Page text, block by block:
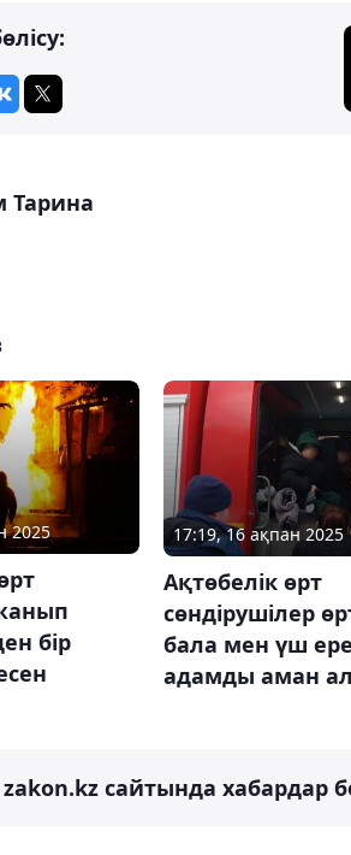
Тарина
2025
бір
17:19, 16 ақпан 2025
Ақтөбелік өрт
сөндірушілер
бала мен үш
адамды аман
сайтында хабардар